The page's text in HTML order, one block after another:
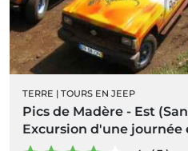
TERRE | TOURS EN JEEP
Pics de Madère - Est
Excursion d'une journée